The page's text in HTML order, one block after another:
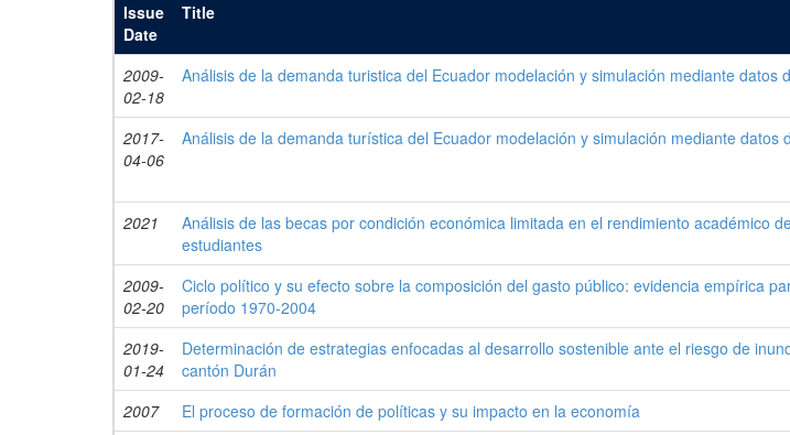
Issue
Date
Title
2009-
02-18
Análisis de la demanda turistica del Ecuador modelación y simulación mediante datos
2017-
04-06
Análisis de la demanda turística del Ecuador modelación y simulación mediante datos
2021
Análisis de las becas por condición económica limitada en el rendimiento académico
estudiantes
2009-
02-20
Ciclo político y su efecto sobre la composición del gasto público: evidencia empírica
período 1970-2004
2019-
01-24
Determinación de estrategias enfocadas al desarrollo sostenible ante el riesgo de
cantón Durán
2007
El proceso de formación de políticas y su impacto en la economía